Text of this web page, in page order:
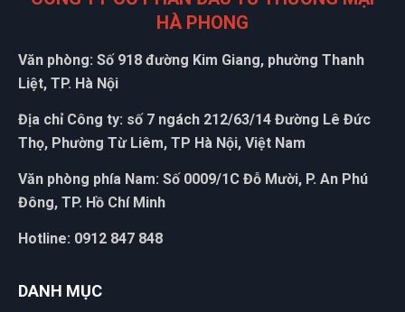
HÀ PHONG
Văn phòng: Số 918 đường Kim Giang, phường Thanh
Liệt, TP. Hà Nội
Địa chỉ Công ty: số 7 ngách 212/63/14 Đường Lê Đức
Thọ, Phường Từ Liêm, TP Hà Nội, Việt Nam
Văn phòng phía Nam: Số 0009/1C Đỗ Mười, P. An Phú
Đông, TP. Hồ Chí Minh
Hotline: 0912 847 848
DANH MỤC